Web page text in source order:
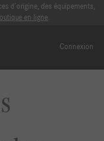
d’origine, des équipements,
en ligne.
Connexion